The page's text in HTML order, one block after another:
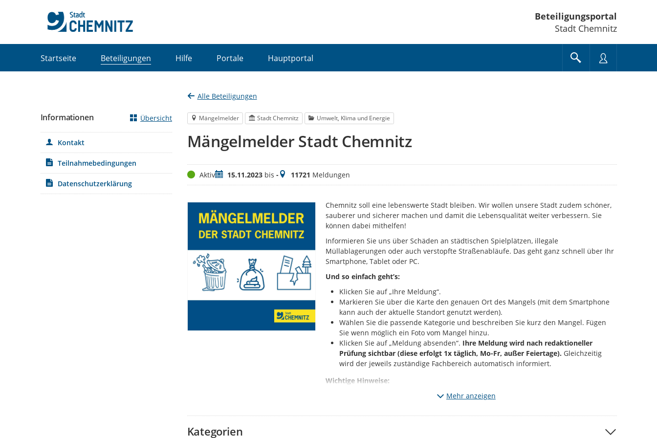
Beteiligungsportal
Stadt Chemnitz
Startseite Beteiligungen Hilfe Portale Hauptportal
Alle Beteiligungen
Mängelmelder Stadt Chemnitz Umwelt, Klima und Energie
Mängelmelder Stadt Chemnitz
StatusAktivZeitraum
15.11.2023bis -Meldungen
11721 Meldungen
Chemnitz soll eine lebenswerte Stadt bleiben. Wir wollen unsere Stadt zudem schöner,
sauberer und sicherer machen und damit die Lebensqualität weiter verbessern. Sie
können dabei mithelfen!
Informieren Sie uns über Schäden an städtischen Spielplätzen, illegale
Müllablagerungen oder auch verstopfte Straßenabläufe. Das geht ganz schnell über Ihr
Smartphone, Tablet oder PC.
Und so einfach geht’s:
Klicken Sie auf „Ihre Meldung“.
Markieren Sie über die Karte den genauen Ort des Mangels (mit dem Smartphone
kann auch der aktuelle Standort genutzt werden).
Wählen Sie die passende Kategorie und beschreiben Sie kurz den Mangel. Fügen
Sie wenn möglich ein Foto vom Mangel hinzu.
Klicken Sie auf „Meldung absenden“. Ihre Meldung wird nach redaktioneller
Prüfung sichtbar (diese erfolgt 1x täglich, Mo-Fr, außer Feiertage). Gleichzeitig
wird der jeweils zuständige Fachbereich automatisch informiert.
Wichtige Hinweise:
Melden Sie bitte nur solche Mängel, die den vorgegebenen Kategorien entsprechen.
Behördenrufnummer 115 oder per Mail and115@stadt-chemnitz.de
Mehr anzeigen
Kategorien
Informationen Übersicht
Kontakt
Teilnahmebedingungen
Datenschutzerklärung